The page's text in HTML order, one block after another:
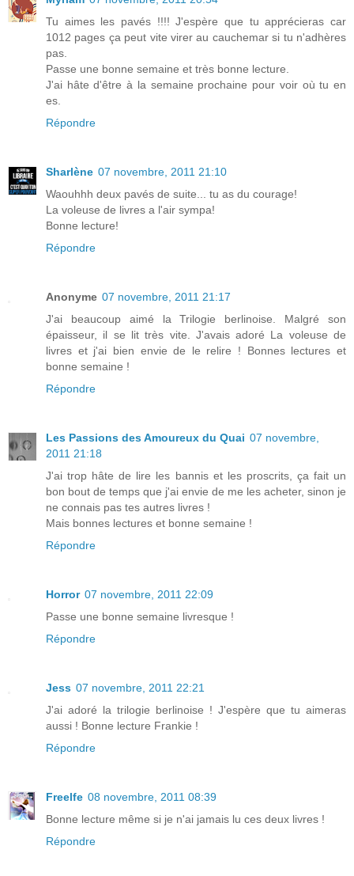
Tu aimes les pavés !!!! J'espère que tu apprécieras car
1012 pages ça peut vite virer au cauchemar si tu n'adhères
pas.
Passe une bonne semaine et très bonne lecture.
J'ai hâte d'être à la semaine prochaine pour voir où tu en
es.
Répondre
Sharlène 07 novembre, 2011 21:10
Waouhhh deux pavés de suite... tu as du courage!
La voleuse de livres a l'air sympa!
Bonne lecture!
Répondre
Anonyme 07 novembre, 2011 21:17
J'ai beaucoup aimé la Trilogie berlinoise. Malgré son
épaisseur, il se lit très vite. J'avais adoré La voleuse de
livres et j'ai bien envie de le relire ! Bonnes lectures et
bonne semaine !
Répondre
Les Passions des Amoureux du Quai 07 novembre,
2011 21:18
J'ai trop hâte de lire les bannis et les proscrits, ça fait un
bon bout de temps que j'ai envie de me les acheter, sinon je
ne connais pas tes autres livres !
Mais bonnes lectures et bonne semaine !
Répondre
Horror 07 novembre, 2011 22:09
Passe une bonne semaine livresque !
Répondre
Jess 07 novembre, 2011 22:21
J'ai adoré la trilogie berlinoise ! J'espère que tu aimeras
aussi ! Bonne lecture Frankie !
Répondre
Freelfe 08 novembre, 2011 08:39
Bonne lecture même si je n'ai jamais lu ces deux livres !
Répondre